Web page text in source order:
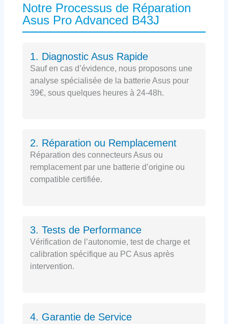
Notre Processus de Réparation
Asus Pro Advanced B43J
1. Diagnostic Asus Rapide
Sauf en cas d’évidence, nous proposons une
analyse spécialisée de la batterie Asus pour
39€, sous quelques heures à 24-48h.
2. Réparation ou Remplacement
Réparation des connecteurs Asus ou
remplacement par une batterie d’origine ou
compatible certifiée.
3. Tests de Performance
Vérification de l’autonomie, test de charge et
calibration spécifique au PC Asus après
intervention.
4. Garantie de Service